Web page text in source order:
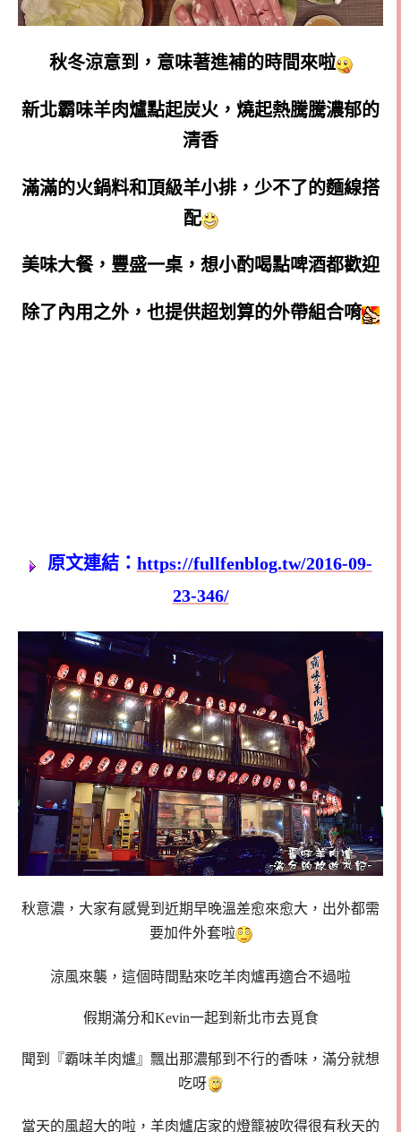
秋冬涼意到，意味著進補的時間來啦
新北霸味羊肉爐點起炭火，燒起熱騰騰濃郁的
清香
滿滿的火鍋料和頂級羊小排，少不了的麵線搭
配
美味大餐，豐盛一桌，想小酌喝點啤酒都歡迎
除了內用之外，也提供超划算的外帶組合唷
原文連結： https://fullfenblog.tw/2016-09-
23-346/
秋意濃，大家有感覺到近期早晚溫差愈來愈大，出外都需
要加件外套啦
涼風來襲，這個時間點來吃羊肉爐再適合不過啦
假期滿分和Kevin一起到新北市去覓食
聞到『霸味羊肉爐』飄出那濃郁到不行的香味，滿分就想
吃呀
當天的風超大的啦，羊肉爐店家的燈籠被吹得很有秋天的